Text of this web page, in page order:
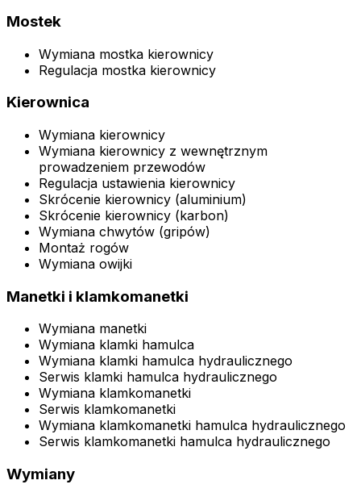
Mostek
Wymiana mostka kierownicy
Regulacja mostka kierownicy
Kierownica
Wymiana kierownicy
Wymiana kierownicy z wewnętrznym
prowadzeniem przewodów
Regulacja ustawienia kierownicy
Skrócenie kierownicy (aluminium)
Skrócenie kierownicy (karbon)
Wymiana chwytów (gripów)
Montaż rogów
Wymiana owijki
Manetki i klamkomanetki
Wymiana manetki
Wymiana klamki hamulca
Wymiana klamki hamulca hydraulicznego
Serwis klamki hamulca hydraulicznego
Wymiana klamkomanetki
Serwis klamkomanetki
Wymiana klamkomanetki hamulca hydraulicznego
Serwis klamkomanetki hamulca hydraulicznego
Wymiany